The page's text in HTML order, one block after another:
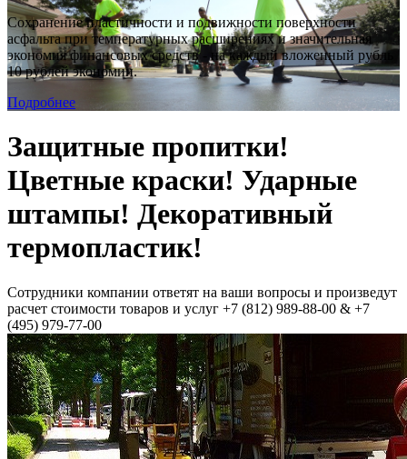
Сохранение пластичности и подвижности поверхности
асфальта при температурных расширениях и значительная
экономия финансовых средств - на каждый вложенный рубль
10 рублей экономии.
Подробнее
Защитные пропитки!
Цветные краски! Ударные
штампы! Декоративный
термопластик!
Сотрудники компании ответят на ваши вопросы и произведут
расчет стоимости товаров и услуг +7 (812) 989-88-00 & +7
(495) 979-77-00